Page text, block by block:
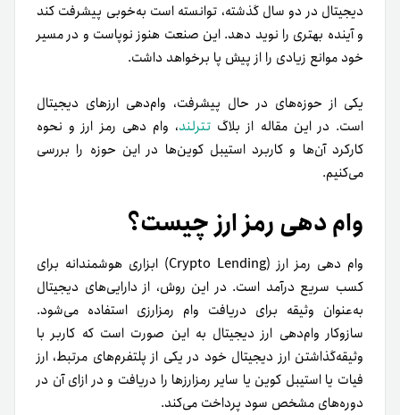
دیجیتال در دو سال گذشته، توانسته است به‌خوبی پیشرفت کند
و آینده بهتری را نوید دهد. این صنعت هنوز نوپاست و در مسیر
خود موانع زیادی را از پیش پا برخواهد داشت.
یکی از حوزه‌های در حال پیشرفت، وام‌دهی ارزهای دیجیتال
است. در این مقاله از بلاگ تترلند، وام دهی رمز ارز و نحوه
کارکرد آن‌ها و کاربرد استیبل کوین‌ها در این حوزه را بررسی
می‌کنیم.
وام دهی رمز ارز چیست؟
وام دهی رمز ارز (Crypto Lending) ابزاری هوشمندانه برای
کسب سریع درآمد است. در این روش، از دارایی‌های دیجیتال
به‌عنوان وثیقه برای دریافت وام رمزارزی استفاده می‌شود.
سازوکار وام‌دهی ارز دیجیتال به این صورت است که کاربر با
وثیقه‌گذاشتن ارز دیجیتال خود در یکی از پلتفرم‌های مرتبط، ارز
فیات یا استیبل کوین یا سایر رمز‌ارزها را دریافت و در ازای آن در
دوره‌های مشخص سود پرداخت می‌کند.